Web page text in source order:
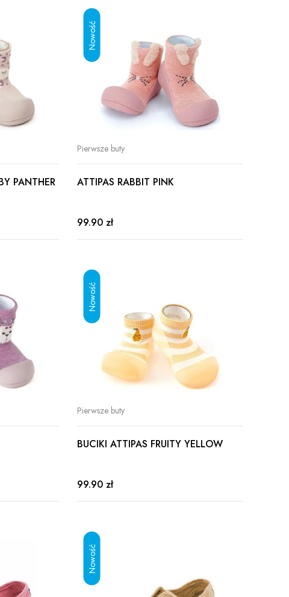
PANTHER
Pierwsze buty
ATTIPAS RABBIT PINK
99.90 zł
Pierwsze buty
BUCIKI ATTIPAS FRUITY YELLOW
99.90 zł